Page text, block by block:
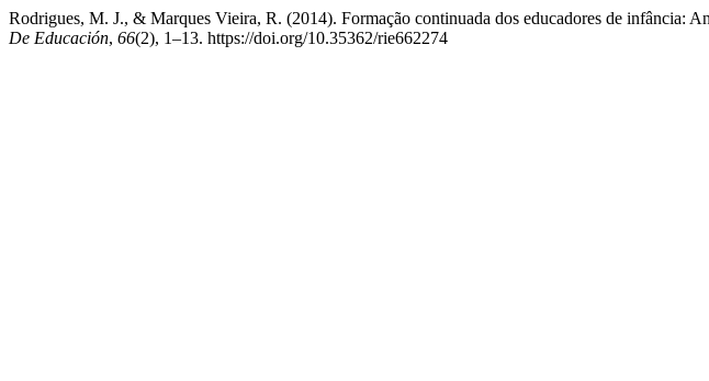
Rodrigues, M. J., & Marques Vieira, R. (2014). Formação continuada dos educadores de infância:
De Educación, 66(2), 1–13. https://doi.org/10.35362/rie662274